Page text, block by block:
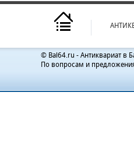
© Bal64.ru - Антиквариат в
По вопросам и